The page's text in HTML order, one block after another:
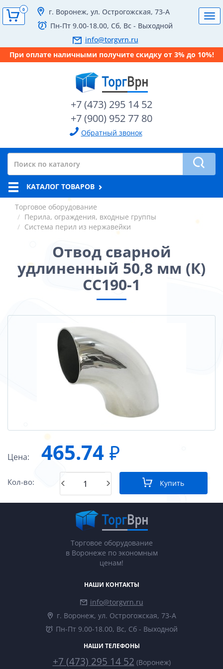
г. Воронеж, ул. Острогожская, 73-А
Пн-Пт 9.00-18.00, Сб, Вс - Выходной
info@torgvrn.ru
При оплате наличными получите скидку от 3% до 10%!
+7 (473) 295 14 52
+7 (900) 952 77 80
Обратный звонок
0
КАТАЛОГ ТОВАРОВ
Торговое оборудование
Перила, ограждения, входные группы
Система перил из нержавейки
Отвод сварной
удлиненный 50,8 мм (К)
СС190-1
Цена: 465.74 ₽
Кол-во: Купить
Торговое оборудование
в Воронеже по экономным
ценам!
НАШИ КОНТАКТЫ
info@torgvrn.ru
г. Воронеж, ул. Острогожская, 73-А
Пн-Пт 9.00-18.00, Вс, Сб - Выходной
НАШИ ТЕЛЕФОНЫ
+7 (473) 295 14 52 (Воронеж)